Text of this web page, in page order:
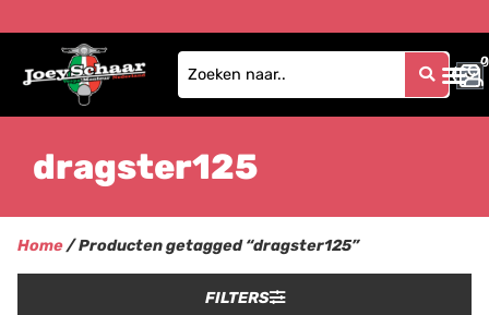
0
0
dragster125
Home/ Producten getagged “dragster125”
FILTERS